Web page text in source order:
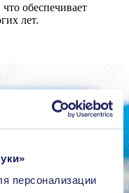
персонализации
обеспечивает
лет.